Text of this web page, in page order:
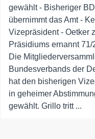
gewählt - Bisheriger
übernimmt das Amt -
Vizepräsident - Oetker
Präsidiums ernannt
Die
Bundesverbands der
hat den bisherigen
in geheimer
gewählt. Grillo tritt ...